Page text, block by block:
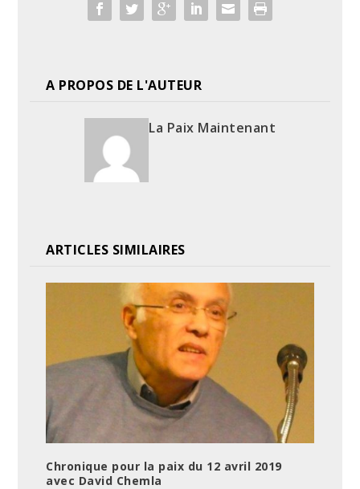
A PROPOS DE L'AUTEUR
La Paix Maintenant
ARTICLES SIMILAIRES
Chronique pour la paix du 12 avril 2019
avec David Chemla